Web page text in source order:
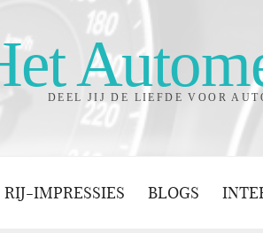
DEEL JIJ DE LIEFDE VOOR
RIJ-IMPRESSIES BLOGS